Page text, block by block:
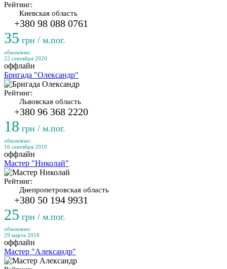
Рейтинг:
Киевская область
+380 98 088 0761
35 грн / м.пог.
обновлено:
22 сентября 2020
оффлайн
Бригада "Олександр"
Рейтинг:
Львовская область
+380 96 368 2220
18 грн / м.пог.
обновлено:
16 сентября 2019
оффлайн
Мастер "Николай"
Рейтинг:
Днепропетровская область
+380 50 194 9931
25 грн / м.пог.
обновлено:
29 марта 2018
оффлайн
Мастер "Александр"